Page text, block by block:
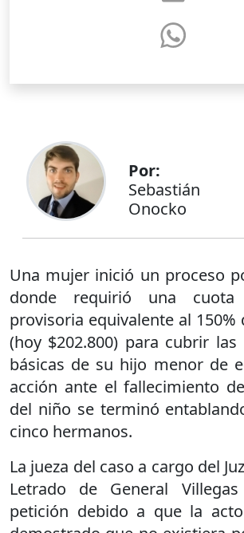
Por:
Sebastián
Onocko
Una mujer inició un proceso
donde requirió una cuota
provisoria equivalente al 150%
(hoy $202.800) para cubrir las
básicas de su hijo menor de
acción ante el fallecimiento
del niño se terminó
cinco hermanos.
La jueza del caso a cargo del
Letrado de General
petición debido a que la